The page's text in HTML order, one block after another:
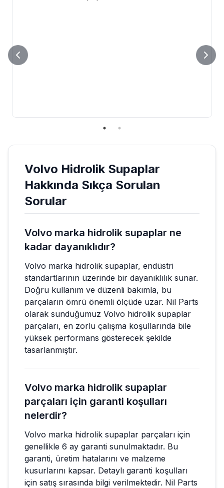
Volvo Hidrolik Supaplar
Hakkında Sıkça Sorulan
Sorular
Volvo marka hidrolik supaplar ne
kadar dayanıklıdır?
Volvo marka hidrolik supaplar, endüstri
standartlarının üzerinde bir dayanıklılık sunar.
Doğru kullanım ve düzenli bakımla, bu
parçaların ömrü önemli ölçüde uzar. Nil Parts
olarak sunduğumuz Volvo hidrolik supaplar
parçaları, en zorlu çalışma koşullarında bile
yüksek performans gösterecek şekilde
tasarlanmıştır.
Volvo marka hidrolik supaplar
parçaları için garanti koşulları
nelerdir?
Volvo marka hidrolik supaplar parçaları için
genellikle 6 ay garanti sunulmaktadır. Bu
garanti, üretim hatalarını ve malzeme
kusurlarını kapsar. Detaylı garanti koşulları
için satış sırasında bilgi verilmektedir. Nil Parts